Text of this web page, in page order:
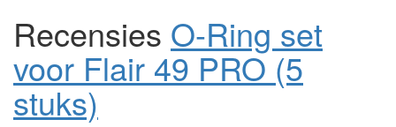
Recensies O-Ring set
voor Flair 49 PRO (5
stuks)